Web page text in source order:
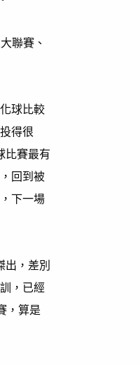
聯賽、
球比較
得很
比賽最有
回到被
下一場
出，差別
，已經
，算是